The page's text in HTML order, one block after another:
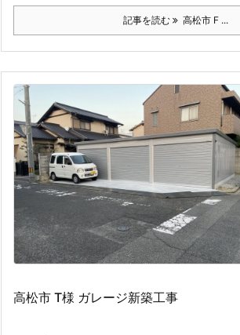
記事を読む 高松市 F ...
高松市 T様 ガレージ新築工事